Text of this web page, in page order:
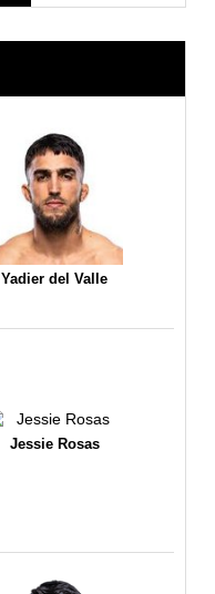
Yadier del Valle
Jessie Rosas